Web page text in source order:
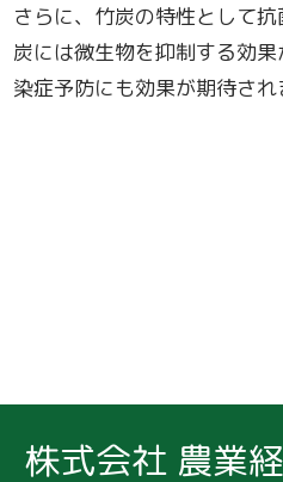
さらに、竹炭の特性として
炭には微生物を抑制する効
染症予防にも効果が期待され
株式会社 農業